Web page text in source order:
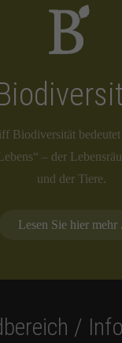
Biodiversität bedeutet
– der
und der Tiere.
Lesen Sie hier mehr
/